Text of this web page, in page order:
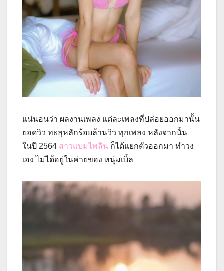
แน่นอนว่า ผลงานเพลง แต่ละเพลงที่ปล่อยออกมานั้น
ยอดวิว ทะลุหลักร้อยล้านวิว ทุกเพลง หลังจากนั้น
ในปี 2564 สาวแบมไพลิน ก็ได้แยกตัวออกมา ทำวง
เอง ไม่ได้อยู่ในค่ายของ หนุ่มเบิ้ล